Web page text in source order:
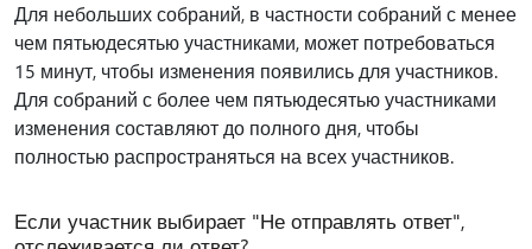
Для небольших собраний, в частности собраний с менее
чем пятьюдесятью участниками, может потребоваться
15 минут, чтобы изменения появились для участников.
Для собраний с более чем пятьюдесятью участниками
изменения составляют до полного дня, чтобы
полностью распространяться на всех участников.
Если участник выбирает "Не отправлять ответ",